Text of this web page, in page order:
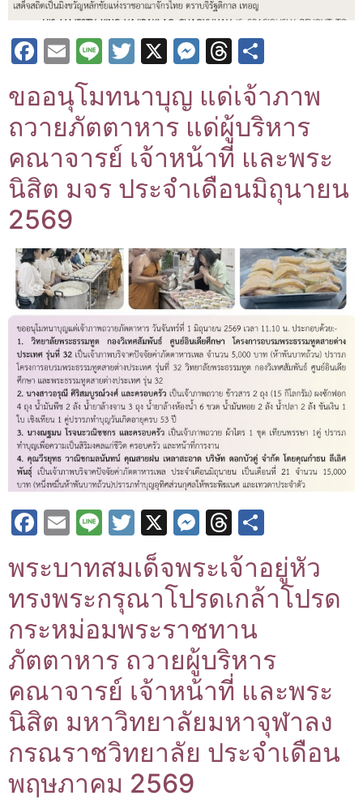
Facebook
Email
LineTwitter
X Messenger
Threads
ขออนุโมทนาบุญ แด่เจ้าภาพ
ถวายภัตตาหาร แด่ผู้บริหาร
คณาจารย์ เจ้าหน้าที่ และพระ
นิสิต มจร ประจำเดือนมิถุนายน
2569
Facebook
Email
LineTwitter
X Messenger
Threads
พระบาทสมเด็จพระเจ้าอยู่หัว
ทรงพระกรุณาโปรดเกล้าโปรด
กระหม่อมพระราชทาน
ภัตตาหาร ถวายผู้บริหาร
คณาจารย์ เจ้าหน้าที่ และพระ
นิสิต มหาวิทยาลัยมหาจุฬาลง
กรณราชวิทยาลัย ประจำเดือน
พฤษภาคม 2569